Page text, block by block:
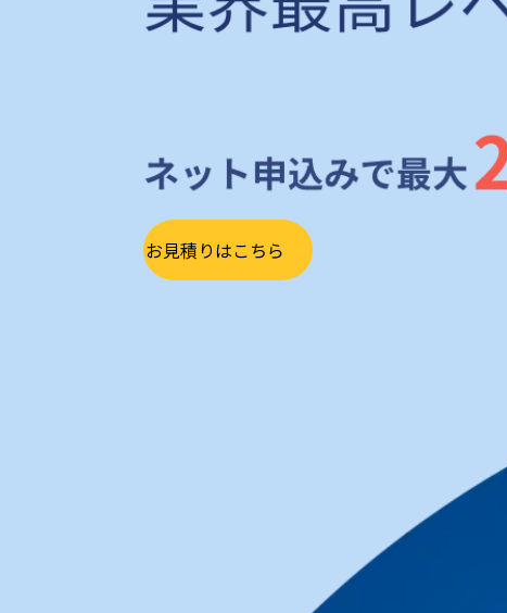
お見積りはこちら